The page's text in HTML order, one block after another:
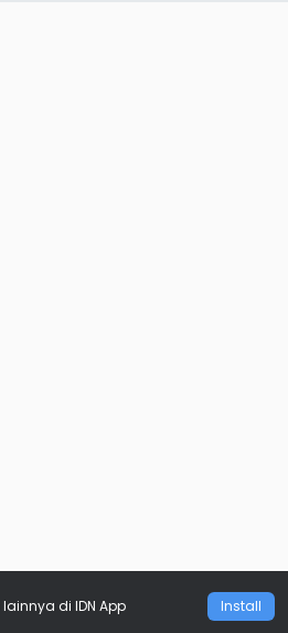
lainnya di IDN App Install